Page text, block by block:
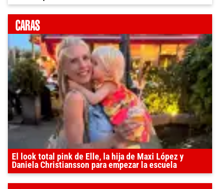
El look total pink de Elle, la hija de Maxi López y
Daniela Christiansson para empezar la escuela